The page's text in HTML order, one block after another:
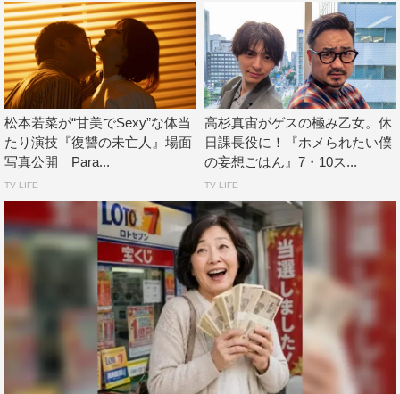
番組HP：https://www.tv-tokyo.co.jp/fukusyunomiboujin/
番組Twitter：＠tx_fukusyu
この記事の写真
©︎テレビ東京
ゲスの極み乙女。 松本若菜
松本若菜が“甘美でSexy”な体当
たり演技『復讐の未亡人』場面
写真公開 Para...
TV LIFE
高杉真宙がゲスの極み乙女。休
日課長役に！『ホメられたい僕
の妄想ごはん』7・10ス...
TV LIFE